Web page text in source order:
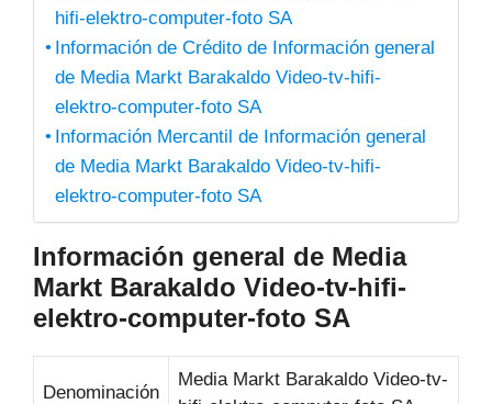
hifi-elektro-computer-foto SA
Información de Crédito de Información general
de Media Markt Barakaldo Video-tv-hifi-
elektro-computer-foto SA
Información Mercantil de Información general
de Media Markt Barakaldo Video-tv-hifi-
elektro-computer-foto SA
Información general de Media
Markt Barakaldo Video-tv-hifi-
elektro-computer-foto SA
Denominación
Media Markt Barakaldo Video-tv-